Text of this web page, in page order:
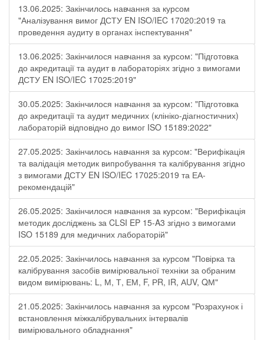
13.06.2025: Закінчилось навчання за курсом
"Аналізування вимог ДСТУ EN ISO/IEC 17020:2019 та
проведення аудиту в органах інспектування"
13.06.2025: Закінчилося навчання за курсом: "Підготовка
до акредитації та аудит в лабораторіях згідно з вимогами
ДСТУ EN ISO/IEC 17025:2019"
30.05.2025: Закінчилося навчання за курсом: "Підготовка
до акредитації та аудит медичних (клініко-діагностичних)
лабораторій відповідно до вимог ISO 15189:2022"
27.05.2025: Закінчилось навчання за курсом: "Верифікація
та валідація методик випробування та калібрування згідно
з вимогами ДСТУ EN ISO/IEC 17025:2019 та ЕА-
рекомендацій"
26.05.2025: Закінчилося навчання за курсом: "Верифікація
методик досліджень за CLSI EP 15-A3 згідно з вимогами
ISO 15189 для медичних лабораторій"
22.05.2025: Закінчилось навчання за курсом "Повірка та
калібрування засобів вимірювальної техніки за обраним
видом вимірювань: L, М, Т, ЕМ, F, РR, ІR, АUV, QМ"
21.05.2025: Закінчилось навчання за курсом "Розрахунок і
встановлення міжкалібрувальних інтервалів
вимірювального обладнання"